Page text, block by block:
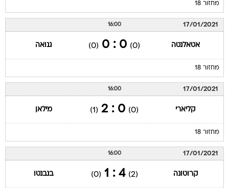
מחזור 18
17/01/2021
16:00
אטאלנטה (0)
0 : 0
(0) גנואה
מחזור 18
17/01/2021
16:00
קליארי (0)
0 : 2
(1) מילאן
מחזור 18
17/01/2021
16:00
קרוטונה (2)
4 : 1
(0) בנבנטו